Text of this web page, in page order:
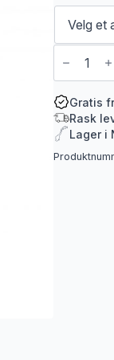
Manuell
kaffekvern
Tre
Model
140-
V
–
klassisk
Gratis
Rask
Lager i